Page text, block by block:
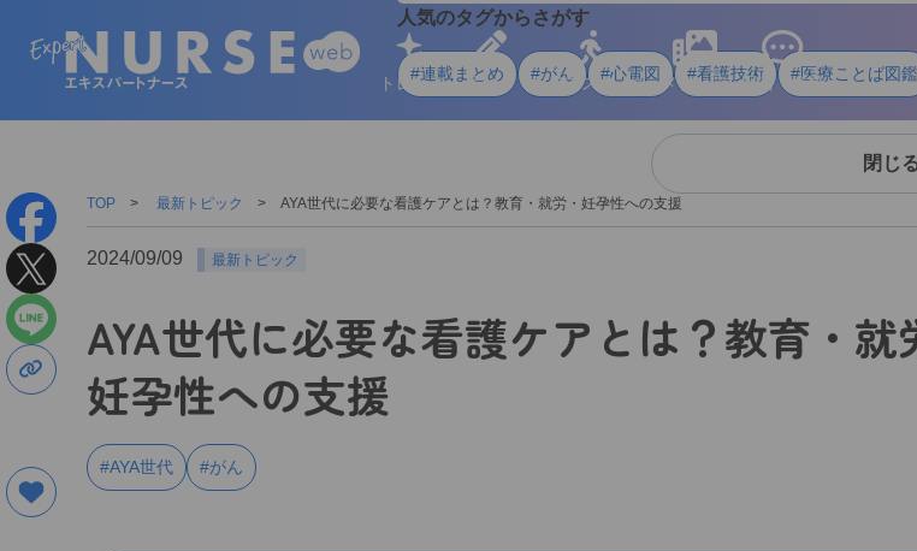
人気のタグからさがす
#連載まとめ #がん #心電図 #看護技術 #医療ことば図鑑
閉じ
トレンド
学ぶ ライフスタイル メディア 用語・資料
TOP 最新トピック AYA世代に必要な看護ケアとは？教育・就労・妊孕性への支援
2024/09/09 最新トピック
AYA世代に必要な看護ケアとは？教育・就
妊孕性への支援
#AYA世代 #がん